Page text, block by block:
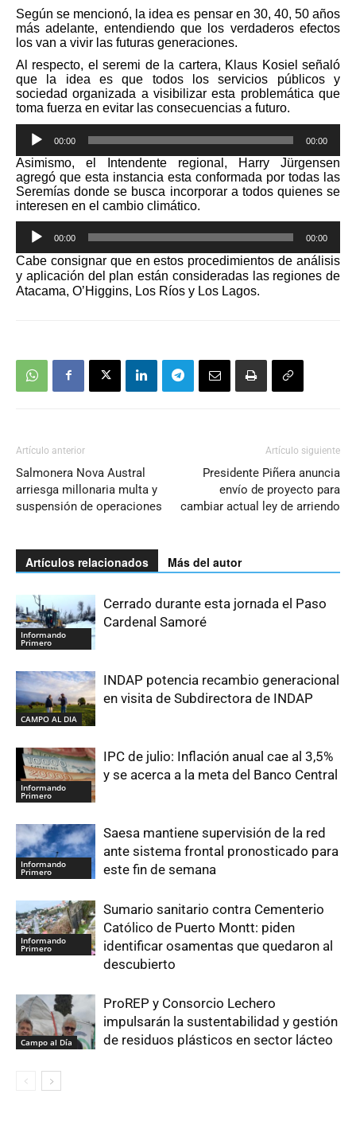
Según se mencionó, la idea es pensar en 30, 40, 50 años
más adelante, entendiendo que los verdaderos efectos
los van a vivir las futuras generaciones.
Al respecto, el seremi de la cartera, Klaus Kosiel señaló
que la idea es que todos los servicios públicos y
sociedad organizada a visibilizar esta problemática que
toma fuerza en evitar las consecuencias a futuro.
Reproductor
de
audio
00:00 00:00
Asimismo, el Intendente regional, Harry Jürgensen
agregó que esta instancia esta conformada por todas las
Seremías donde se busca incorporar a todos quienes se
interesen en el cambio climático.
Reproductor
de
audio
00:00 00:00
Cabe consignar que en estos procedimientos de análisis
y aplicación del plan están consideradas las regiones de
Atacama, O’Higgins, Los Ríos y Los Lagos.
Artículo anterior
Salmonera Nova Austral
arriesga millonaria multa y
suspensión de operaciones
Artículo siguiente
Presidente Piñera anuncia
envío de proyecto para
cambiar actual ley de arriendo
Artículos relacionados Más del autor
Informando
Primero
Cerrado durante esta jornada el Paso
Cardenal Samoré
CAMPO AL DIA
INDAP potencia recambio generacional
en visita de Subdirectora de INDAP
Informando
Primero
IPC de julio: Inflación anual cae al 3,5%
y se acerca a la meta del Banco Central
Informando
Primero
Saesa mantiene supervisión de la red
ante sistema frontal pronosticado para
este fin de semana
Informando
Primero
Sumario sanitario contra Cementerio
Católico de Puerto Montt: piden
identificar osamentas que quedaron al
descubierto
Campo al Día
ProREP y Consorcio Lechero
impulsarán la sustentabilidad y gestión
de residuos plásticos en sector lácteo